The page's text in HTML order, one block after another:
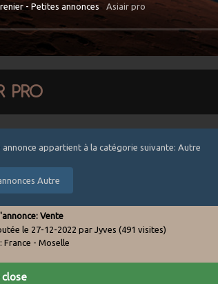
- Petites annonces Asiair pro
pro
appartient à la catégorie suivante: Autre
Autre
Vente
le 27-12-2022 par Jyves(491 visites)
France - Moselle
close